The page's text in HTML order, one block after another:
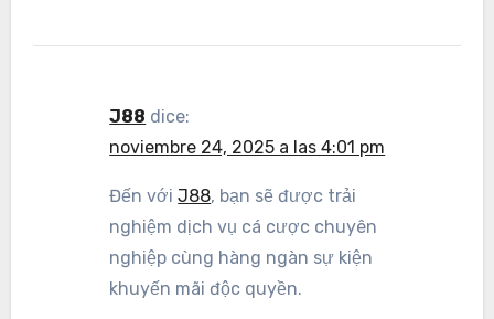
J88 dice:
noviembre 24, 2025 a las 4:01 pm
Đến vớiJ88, bạn sẽ được trải
nghiệm dịch vụ cá cược chuyên
nghiệp cùng hàng ngàn sự kiện
khuyến mãi độc quyền.